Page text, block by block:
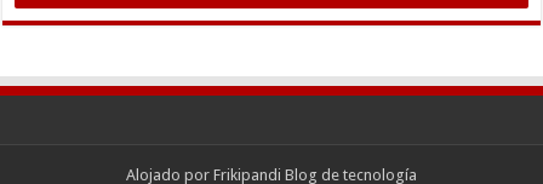
Alojado por Frikipandi Blog de tecnología